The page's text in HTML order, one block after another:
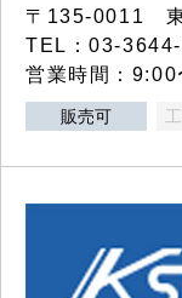
〒135-0011 東
TEL：03-
営業時間：
販売可